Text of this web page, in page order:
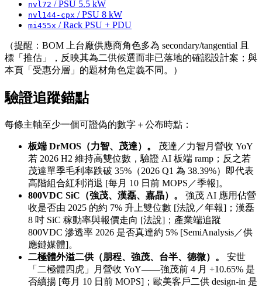
nvl72 / PSU 5.5 kW
nvl144-cpx / PSU 8 kW
mi455x / Rack PSU + PDU
（提醒：BOM 上台廠供應商角色多為 secondary/tangential 且
標「推估」，反映其為二供候選而非已落地的確認設計案；與
本頁「受惠分層」的題材角色定義不同。）
驗證追蹤錨點
每條主軸至少一個可證偽的數字＋公布時點：
板端 DrMOS（力智、茂達）。
茂達／力智月營收 YoY
若 2026 H2 維持高雙位數，驗證 AI 板端 ramp；反之若
茂達單季毛利率跌破 35%（2026 Q1 為 38.39%）即代表
高階組合紅利消退 [每月 10 日前 MOPS／季報]。
800VDC SiC（強茂、漢磊、嘉晶）。
強茂 AI 應用佔營
收是否由 2025 的約 7% 升上雙位數 [法說／年報]；漢磊
8 吋 SiC 稼動率與報價走向 [法說]；產業端追蹤
800VDC 滲透率 2026 是否真達約 5% [SemiAnalysis／供
應鏈媒體]。
二極體外溢二供（朋程、強茂、台半、德微）。
安世
「二極體四虎」月營收 YoY——強茂前 4 月 +10.65% 是
否續揚 [每月 10 日前 MOPS]；歐美客戶二供 design-in 是